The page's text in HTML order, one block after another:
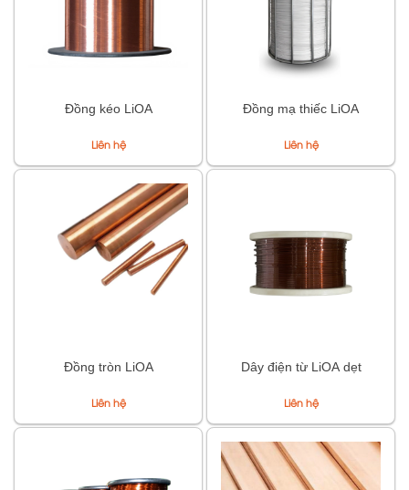
Đồng kéo LiOA
Liên hệ
Đồng mạ thiếc LiOA
Liên hệ
Đồng tròn LiOA
Liên hệ
Dây điện từ LiOA dẹt
Liên hệ